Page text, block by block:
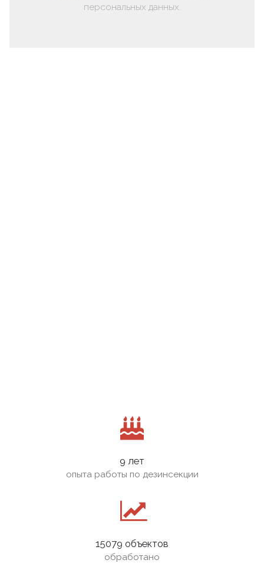
персональных данных.
9 лет
опыта работы по дезинсекции
15079 объектов
обработано